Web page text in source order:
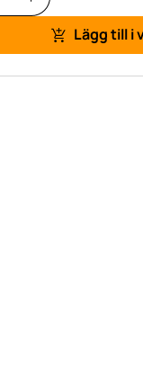
Lägg till i